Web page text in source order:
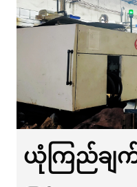
ယုံကြည်ချ